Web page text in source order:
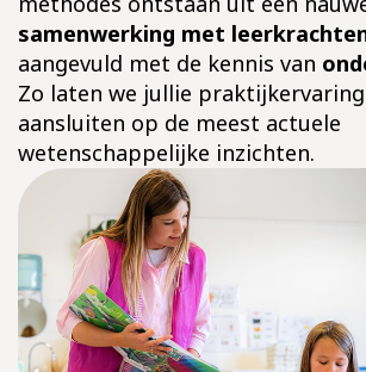
samenwerking met
aangevuld met de kennis van
Zo laten we jullie
aansluiten op de meest actuele
wetenschappelijke inzichten.